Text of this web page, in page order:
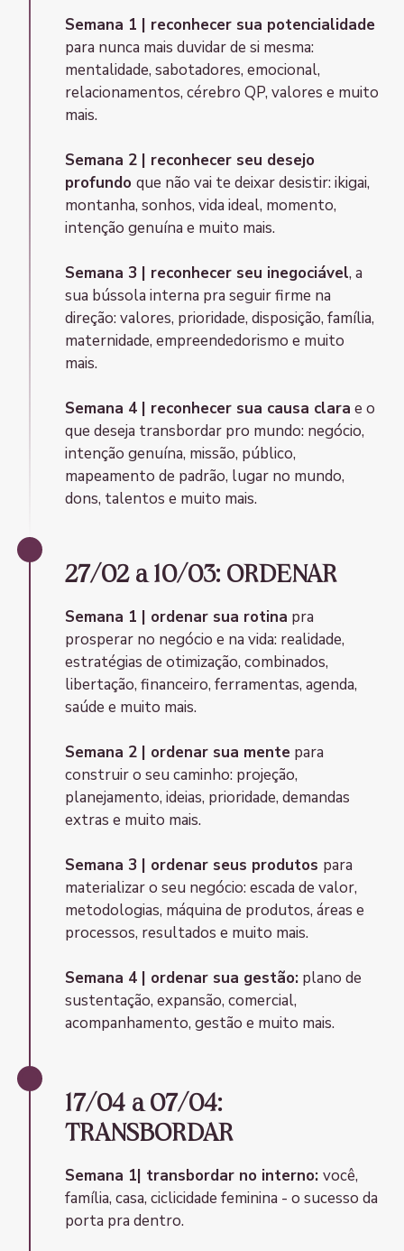
Semana 1 | reconhecer sua potencialidade
para nunca mais duvidar de si mesma:
mentalidade, sabotadores, emocional,
relacionamentos, cérebro QP, valores e muito
mais.
Semana 2 | reconhecer seu desejo
profundo que não vai te deixar desistir: ikigai,
montanha, sonhos, vida ideal, momento,
intenção genuína e muito mais.
Semana 3 | reconhecer seu inegociável, a
sua bússola interna pra seguir firme na
direção: valores, prioridade, disposição, família,
maternidade, empreendedorismo e muito
mais.
Semana 4 | reconhecer sua causa clara e o
que deseja transbordar pro mundo: negócio,
intenção genuína, missão, público,
mapeamento de padrão, lugar no mundo,
dons, talentos e muito mais.
27/02 a 10/03: ORDENAR
Semana 1 | ordenar sua rotina pra
prosperar no negócio e na vida: realidade,
estratégias de otimização, combinados,
libertação, financeiro, ferramentas, agenda,
saúde e muito mais.
Semana 2 | ordenar sua mente para
construir o seu caminho: projeção,
planejamento, ideias, prioridade, demandas
extras e muito mais.
Semana 3 | ordenar seus produtos para
materializar o seu negócio: escada de valor,
metodologias, máquina de produtos, áreas e
processos, resultados e muito mais.
Semana 4 | ordenar sua gestão: plano de
sustentação, expansão, comercial,
acompanhamento, gestão e muito mais.
17/04 a 07/04:
TRANSBORDAR
Semana 1| transbordar no interno: você,
família, casa, ciclicidade feminina - o sucesso da
porta pra dentro.